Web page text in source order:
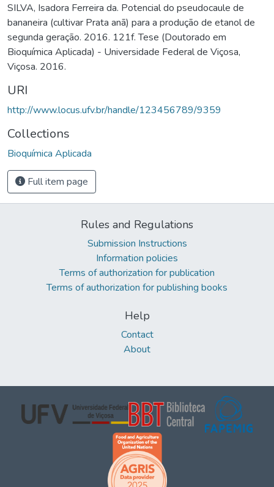
SILVA, Isadora Ferreira da. Potencial do pseudocaule de
bananeira (cultivar Prata anã) para a produção de etanol de
segunda geração. 2016. 121f. Tese (Doutorado em
Bioquímica Aplicada) - Universidade Federal de Viçosa,
Viçosa. 2016.
URI
http://www.locus.ufv.br/handle/123456789/9359
Collections
Bioquímica Aplicada
Full item page
Rules and Regulations
Submission Instructions
Information policies
Terms of authorization for publication
Terms of authorization for publishing books
Help
Contact
About